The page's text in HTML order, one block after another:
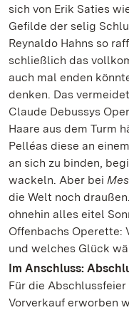
sich von Erik Saties
Gefilde der selig
Reynaldo Hahns so
schließlich das
auch mal enden
denken. Das
Claude Debussys
Haare aus dem Turm
Pelléas diese an
an sich zu binden,
wackeln. Aber bei
die Welt noch
ohnehin alles eitel
Offenbachs Operette:
und welches Glück
Im Anschluss:
Für die
Vorverkauf erworben